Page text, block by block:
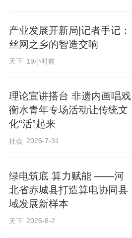
学生志愿者们一同放声
能详的经典红歌振奋人
中，听得津津有味，纷
产业发展开新局|记者手记：
丝网之乡的智造交响
天下 19小时前
理论宣讲搭台 非遗内画唱戏
衡水青年专场活动让传统文
化“活”起来
社会 2026-7-31
绿电筑底 算力赋能 ——河
北省赤城县打造算电协同县
域发展新样本
天下 2026-8-2